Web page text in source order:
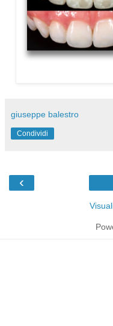
giuseppe balestro
Condividi
‹